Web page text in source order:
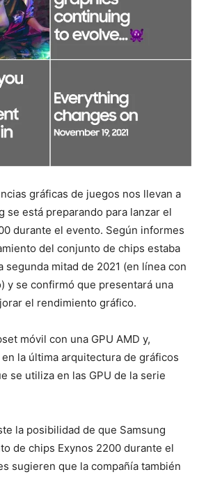
gráficas de juegos nos llevan a
se está preparando para lanzar el
durante el evento. Según informes
del conjunto de chips estaba
segunda mitad de 2021 (en línea con
y se confirmó que presentará una
el rendimiento gráfico.
móvil con una GPU AMD y,
en la última arquitectura de gráficos
se utiliza en las GPU de la serie
la posibilidad de que Samsung
de chips Exynos 2200 durante el
sugieren que la compañía también